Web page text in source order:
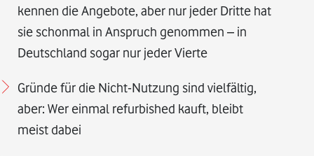
kennen die Angebote, aber nur jeder Dritte hat
sie schonmal in Anspruch genommen – in
Deutschland sogar nur jeder Vierte
Gründe für die Nicht-Nutzung sind vielfältig,
aber: Wer einmal refurbished kauft, bleibt
meist dabei